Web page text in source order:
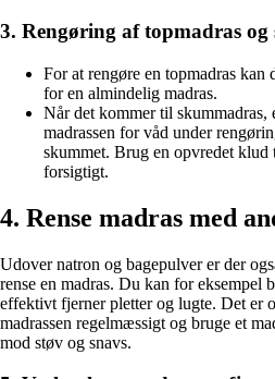
3. Rengøring af topmadras og
For at rengøre en topmadras kan
for en almindelig madras.
Når det kommer til skummadras,
madrassen for våd under
skummet. Brug en opvredet
forsigtigt.
4. Rense madras med
Udover natron og bagepulver er der
rense en madras. Du kan for eksempel
effektivt fjerner pletter og lugte. Det er
madrassen regelmæssigt og bruge et
mod støv og snavs.